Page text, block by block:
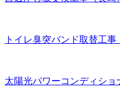
トイレ臭突バンド取替工事
太陽光パワーコンディショ